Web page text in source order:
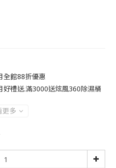
全館88折優惠
好禮送.滿3000送炫風360除濕桶
更多